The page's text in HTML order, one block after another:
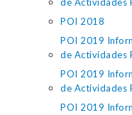
POI 2018
POI 2019
de Actividades
POI 2019
de Actividades
POI 2019